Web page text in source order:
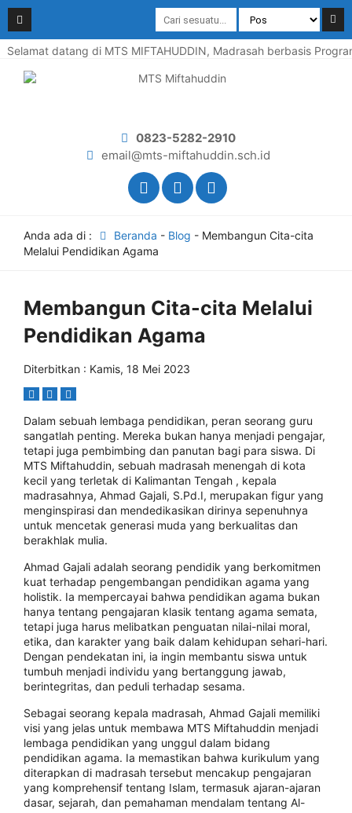
datang di MTS MIFTAHUDDIN, Madrasah berbasis
0823-5282-2910
email@mts-miftahuddin.sch.id
Anda ada di : Beranda - Blog - Membangun Cita-cita
Melalui Pendidikan Agama
Membangun Cita-cita Melalui
Pendidikan Agama
Diterbitkan : Kamis, 18 Mei 2023
Dalam sebuah lembaga pendidikan, peran seorang guru
sangatlah penting. Mereka bukan hanya menjadi pengajar,
tetapi juga pembimbing dan panutan bagi para siswa. Di
MTS Miftahuddin, sebuah madrasah menengah di kota
kecil yang terletak di Kalimantan Tengah , kepala
madrasahnya, Ahmad Gajali, S.Pd.I, merupakan figur yang
menginspirasi dan mendedikasikan dirinya sepenuhnya
untuk mencetak generasi muda yang berkualitas dan
berakhlak mulia.
Ahmad Gajali adalah seorang pendidik yang berkomitmen
kuat terhadap pengembangan pendidikan agama yang
holistik. Ia mempercayai bahwa pendidikan agama bukan
hanya tentang pengajaran klasik tentang agama semata,
tetapi juga harus melibatkan penguatan nilai-nilai moral,
etika, dan karakter yang baik dalam kehidupan sehari-hari.
Dengan pendekatan ini, ia ingin membantu siswa untuk
tumbuh menjadi individu yang bertanggung jawab,
berintegritas, dan peduli terhadap sesama.
Sebagai seorang kepala madrasah, Ahmad Gajali memiliki
visi yang jelas untuk membawa MTS Miftahuddin menjadi
lembaga pendidikan yang unggul dalam bidang
pendidikan agama. Ia memastikan bahwa kurikulum yang
diterapkan di madrasah tersebut mencakup pengajaran
yang komprehensif tentang Islam, termasuk ajaran-ajaran
dasar, sejarah, dan pemahaman mendalam tentang Al-